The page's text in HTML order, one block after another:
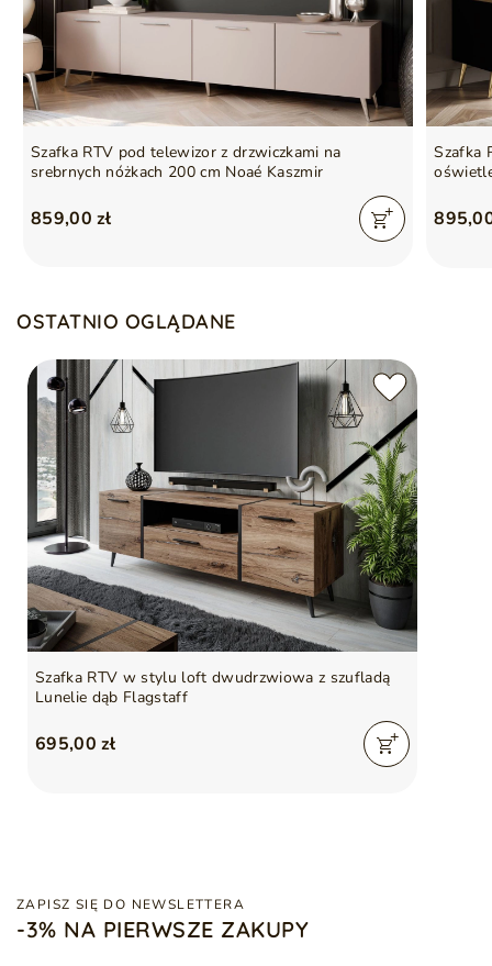
Gwarancja producenta na 2 lata
Symbol5905242958520
SeriaLUNELIE
Szafka RTV pod telewizor z drzwiczkami na
srebrnych nóżkach 200 cm Noaé Kaszmir
859,00 zł
Szafka
OSTATNIO OGLĄDANE
Szafka RTV w stylu loft dwudrzwiowa z szufladą
Lunelie dąb Flagstaff
695,00 zł
ZAPISZ SIĘ DO NEWSLETTERA
-3% NA PIERWSZE ZAKUPY